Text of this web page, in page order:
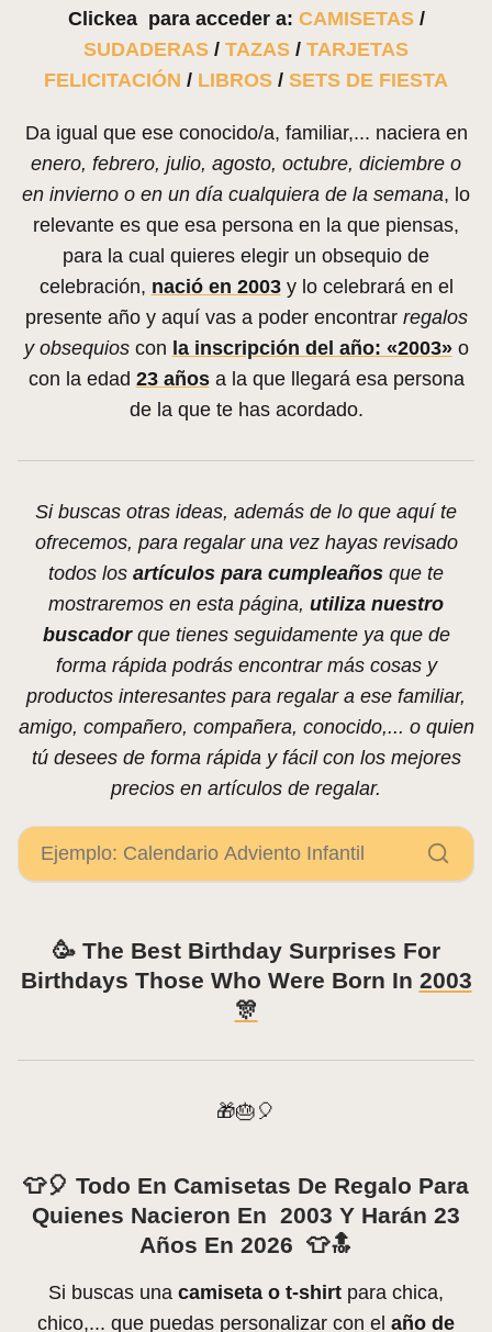
Clickea para acceder a: CAMISETAS/
SUDADERAS / TAZAS / TARJETAS
FELICITACIÓN / LIBROS / SETS DE FIESTA
Da igual que ese conocido/a, familiar,... naciera en
enero, febrero, julio, agosto, octubre, diciembre o
en invierno o en un día cualquiera de la semana, lo
relevante es que esa persona en la que piensas,
para la cual quieres elegir un obsequio de
celebración, nació en 2003y lo celebrará en el
presente año y aquí vas a poder encontrarregalos
y obsequioscon la inscripción del año: «2003»o
con la edad 23 añosa la que llegará esa persona
de la que te has acordado.
Si buscas otras ideas, además de lo que aquí te
ofrecemos, para regalar una vez hayas revisado
todos los artículos para cumpleaños que te
mostraremos en esta página, utiliza nuestro
buscadorque tienes seguidamente ya que de
forma rápida podrás encontrar más cosas y
productos interesantes para regalar a ese familiar,
amigo, compañero, compañera, conocido,... o quien
tú desees de forma rápida y fácil con los mejores
precios en artículos de regalar.
🥳 The Best Birthday Surprises For
Birthdays Those Who Were Born In 2003
🎊
🎁🎂🎈
👕🎈 Todo En Camisetas De Regalo Para
Quienes Nacieron En 2003 Y Harán 23
Años En 2026 👕🔝
Si buscas una camiseta o t-shirt para chica,
chico,... que puedas personalizar con el año de